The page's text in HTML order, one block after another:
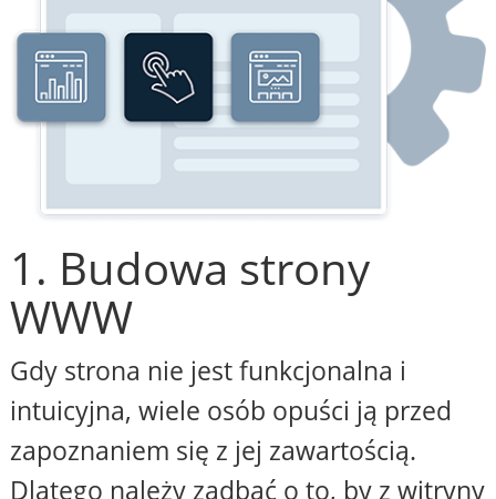
1. Budowa strony
WWW
Gdy strona nie jest funkcjonalna i
intuicyjna, wiele osób opuści ją przed
zapoznaniem się z jej zawartością.
Dlatego należy zadbać o to, by z witryny